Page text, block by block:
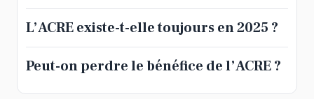
L’ACRE existe-t-elle toujours en 2025 ?
Peut-on perdre le bénéfice de l’ACRE ?